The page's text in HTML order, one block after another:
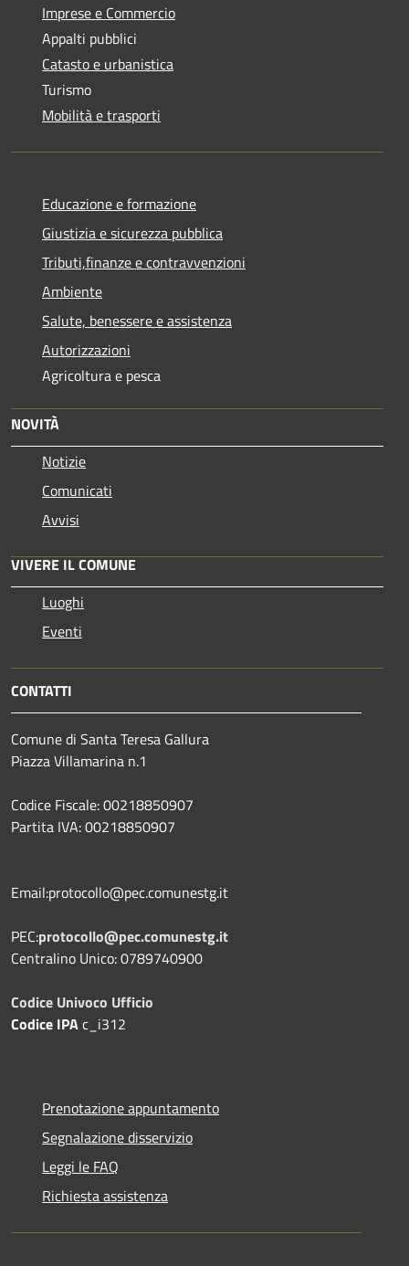
Imprese e Commercio
Appalti pubblici
Catasto e urbanistica
Turismo
Mobilità e trasporti
Educazione e formazione
Giustizia e sicurezza pubblica
Tributi,finanze e contravvenzioni
Ambiente
Salute, benessere e assistenza
Autorizzazioni
Agricoltura e pesca
NOVITÀ
Notizie
Comunicati
Avvisi
VIVERE IL COMUNE
Luoghi
Eventi
CONTATTI
Comune di Santa Teresa Gallura
Piazza Villamarina n.1
Codice Fiscale: 00218850907
Partita IVA: 00218850907
Email:protocollo@pec.comunestg.it
PEC:protocollo@pec.comunestg.it
Centralino Unico: 0789740900
Codice Univoco Ufficio
Codice IPAc_i312
Prenotazione appuntamento
Segnalazione disservizio
Leggi le FAQ
Richiesta assistenza